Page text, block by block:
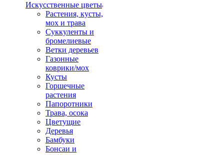
Искусственные цветы
Растения, кусты,
мох и трава
Суккуленты и
бромелиевые
Ветки деревьев
Газонные
коврики/мох
Кусты
Горшечные
растения
Папоротники
Трава, осока
Цветущие
Деревья
Бамбуки
Бонсаи и